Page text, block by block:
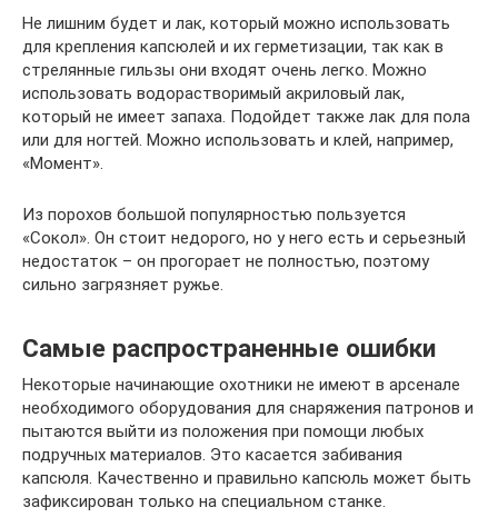
Не лишним будет и лак, который можно использовать
для крепления капсюлей и их герметизации, так как в
стрелянные гильзы они входят очень легко. Можно
использовать водорастворимый акриловый лак,
который не имеет запаха. Подойдет также лак для пола
или для ногтей. Можно использовать и клей, например,
«Момент».
Из порохов большой популярностью пользуется
«Сокол». Он стоит недорого, но у него есть и серьезный
недостаток – он прогорает не полностью, поэтому
сильно загрязняет ружье.
Самые распространенные ошибки
Некоторые начинающие охотники не имеют в арсенале
необходимого оборудования для снаряжения патронов и
пытаются выйти из положения при помощи любых
подручных материалов. Это касается забивания
капсюля. Качественно и правильно капсюль может быть
зафиксирован только на специальном станке.